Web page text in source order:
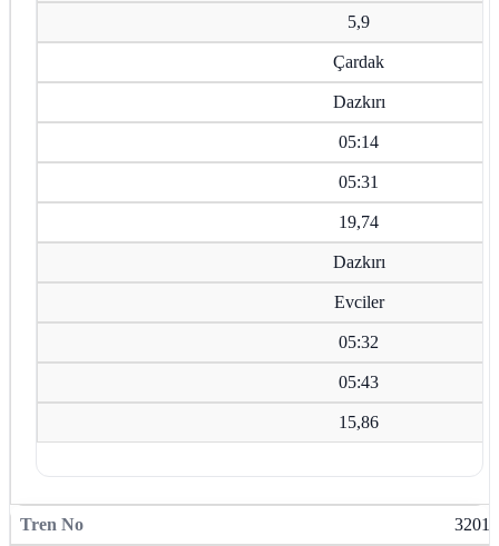
5,9
Çardak
Dazkırı
05:14
05:31
19,74
Dazkırı
Evciler
05:32
05:43
15,86
32013